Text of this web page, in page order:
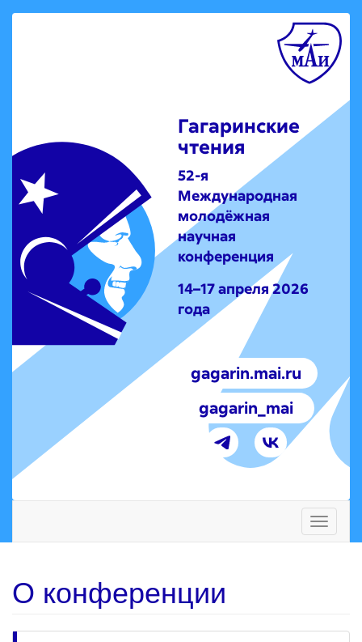
Гагаринские
чтения
52-я
Международная
молодёжная
научная
конференция
14–17 апреля 2026
года
gagarin.mai.ru
gagarin_mai
Toggle
О конференции